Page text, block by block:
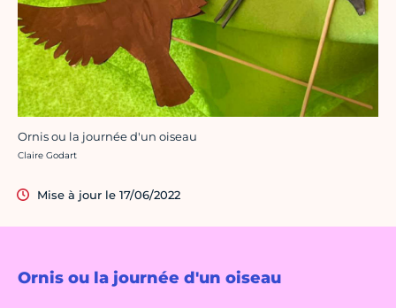
Ornis ou la journée d'un oiseau
Ornis ou la journée d'un oiseau
Crédit photo :
Claire Godart
Mise à jour le 17/06/2022